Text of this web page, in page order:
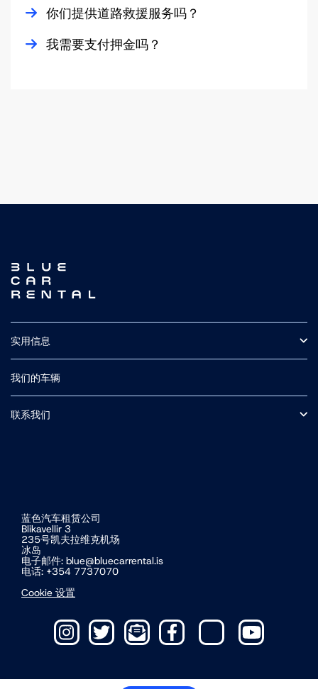
碎石保护 (GP)
盗窃保护 (TP)
是的，所有客户都可以选择我们的责任豁免，将责任降至
通过选择责任豁免，任何由我们的保险覆盖的损害责任金额
你们提供道路救援服务吗？
是的，我们提供24/7全天候道路救援服务。
我需要支付押金吗？
实用信息
保险
F路段（中央高地山路）
冰岛自驾
附加可选服务
接送
我们的车辆
中型 SUV
联系我们
蓝色汽车租赁公司
Blikavellir 3
235号凯夫拉维克机场
冰岛
电子邮件: blue@bluecarrental.is
电话: +354 7737070
Cookie 设置